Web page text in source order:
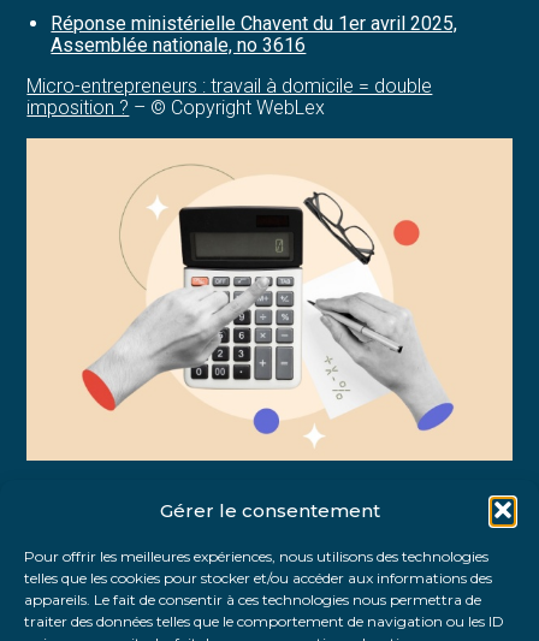
Gérer le consentement
Pour offrir les meilleures expériences, nous utilisons des technologies
telles que les cookies pour stocker et/ou accéder aux informations des
appareils. Le fait de consentir à ces technologies nous permettra de
traiter des données telles que le comportement de navigation ou les ID
Réponse ministérielle Chavent du 1er avril 2025,
Assemblée nationale, no 3616
Micro-entrepreneurs : travail à domicile = double
imposition ? – © Copyright WebLex
FaceBook
TwitterLinkedIn